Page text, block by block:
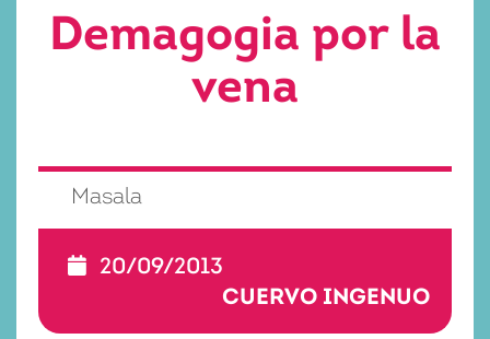
Demagogia por la
vena
Masala
20/09/2013
CUERVO INGENUO